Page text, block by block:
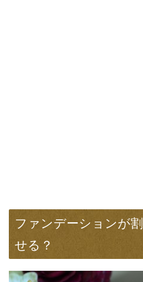
ファンデーションが
せる？